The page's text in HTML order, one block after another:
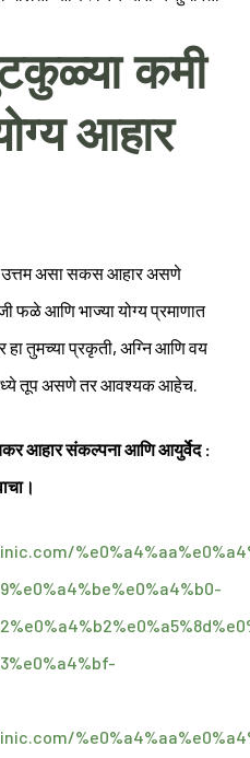
कमी
आहार
उत्तम असा सकस आहार असणे
फळे आणि भाज्या योग्य प्रमाणात
तुमच्या प्रकृती, अग्नि आणि वय
तूप असणे तर आवश्यक आहेच.
आहार संकल्पना आणि आयुर्वेद :